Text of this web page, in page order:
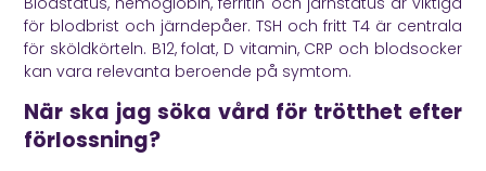
för blodbrist och järndepåer. TSH och fritt T4 är centrala
för sköldkörteln. B12, folat, D vitamin, CRP och blodsocker
kan vara relevanta beroende på symtom.
När ska jag söka vård för trötthet efter
förlossning?